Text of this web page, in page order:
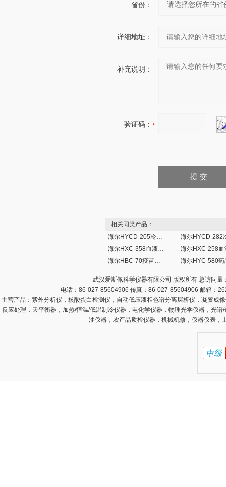
省份：
详细地址：
补充说明：
验证码：
相关同类产品：
海尔HYCD-205冷藏冷冻箱
海尔HXC-358血液保存箱
海尔HBC-70疫苗保存箱2-8度
武汉爱斯佩科学仪器有限公司 版权所有 总访问量
电话：86-027-85604906 传真：86-027-85604906 邮箱：
主营产品： 紫外分析仪，核酸蛋白检测仪，自动低压液相色谱分离层析仪，凝胶成
反应处理，天平衡器，加热/恒温/低温制冷仪器，电化学仪器，物理光学仪器，光
油仪器，农产品质检仪器，机械机修，仪器仪表，